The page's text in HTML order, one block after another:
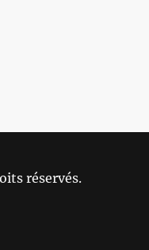
réservés.